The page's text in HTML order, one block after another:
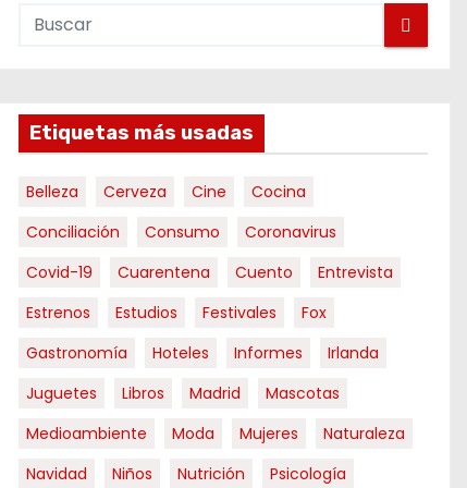
Etiquetas más usadas
Belleza Cerveza Cine
Cocina
Conciliación
Consumo
Coronavirus
Covid-19
Cuarentena Cuento
Entrevista
Estrenos
Estudios Festivales
Fox
Gastronomía
Hoteles Informes
Irlanda
Juguetes
Libros Madrid
Mascotas
Medioambiente
Moda Mujeres
Naturaleza
Navidad
Niños Nutrición Psicología